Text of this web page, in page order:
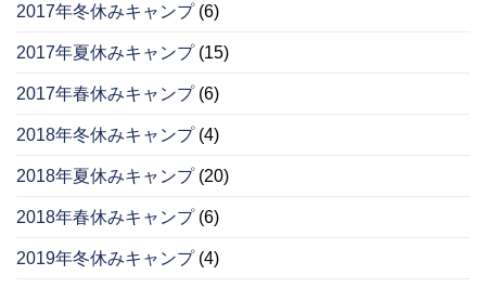
2017年冬休みキャンプ(6)
2017年夏休みキャンプ(15)
2017年春休みキャンプ(6)
2018年冬休みキャンプ(4)
2018年夏休みキャンプ(20)
2018年春休みキャンプ(6)
2019年冬休みキャンプ(4)